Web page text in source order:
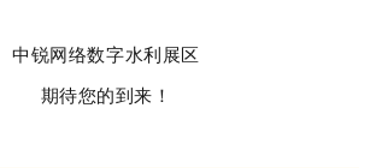
中锐网络数字水利展区
期待您的到来！